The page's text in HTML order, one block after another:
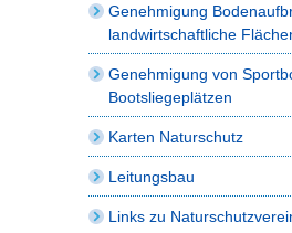
Genehmigung
landwirtschaftliche
Genehmigung von
Bootsliegeplätzen
Karten Naturschutz
Leitungsbau
Links zu